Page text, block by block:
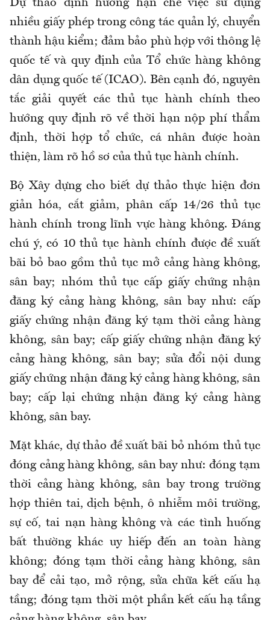
Dự thảo định hướng hạn chế việc sử dụng
nhiều giấy phép trong công tác quản lý, chuyển
thành hậu kiểm; đảm bảo phù hợp với thông lệ
quốc tế và quy định của Tổ chức hàng không
dân dụng quốc tế (ICAO). Bên cạnh đó, nguyên
tắc giải quyết các thủ tục hành chính theo
hướng quy định rõ về thời hạn nộp phí thẩm
định, thời hợp tổ chức, cá nhân được hoàn
thiện, làm rõ hồ sơ của thủ tục hành chính.
Bộ Xây dựng cho biết dự thảo thực hiện đơn
giản hóa, cắt giảm, phân cấp 14/26 thủ tục
hành chính trong lĩnh vực hàng không. Đáng
chú ý, có 10 thủ tục hành chính được đề xuất
bãi bỏ bao gồm thủ tục mở cảng hàng không,
sân bay; nhóm thủ tục cấp giấy chứng nhận
đăng ký cảng hàng không, sân bay như: cấp
giấy chứng nhận đăng ký tạm thời cảng hàng
không, sân bay; cấp giấy chứng nhận đăng ký
cảng hàng không, sân bay; sửa đổi nội dung
giấy chứng nhận đăng ký cảng hàng không, sân
bay; cấp lại chứng nhận đăng ký cảng hàng
không, sân bay.
Mặt khác, dự thảo đề xuất bãi bỏ nhóm thủ tục
đóng cảng hàng không, sân bay như: đóng tạm
thời cảng hàng không, sân bay trong trường
hợp thiên tai, dịch bệnh, ô nhiễm môi trường,
sự cố, tai nạn hàng không và các tình huống
bất thường khác uy hiếp đến an toàn hàng
không; đóng tạm thời cảng hàng không, sân
bay để cải tạo, mở rộng, sửa chữa kết cấu hạ
tầng; đóng tạm thời một phần kết cấu hạ tầng